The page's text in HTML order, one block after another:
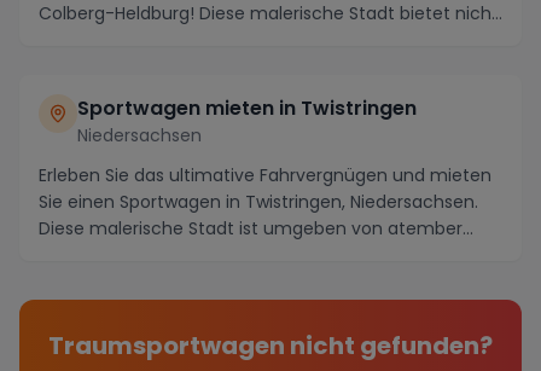
Colberg-Heldburg! Diese malerische Stadt bietet nicht
Sportwagen mieten in Twistringen
Niedersachsen
Erleben Sie das ultimative Fahrvergnügen und mieten
Sie einen Sportwagen in Twistringen, Niedersachsen.
Diese malerische Stadt ist umgeben von atember...
Traumsportwagen nicht gefunden?